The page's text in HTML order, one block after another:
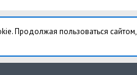
Продолжая пользоваться